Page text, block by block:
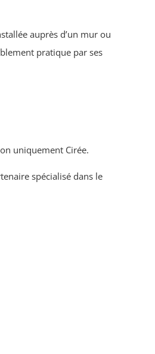
auprès d’un mur ou
pratique par ses
uniquement Cirée.
spécialisé dans le